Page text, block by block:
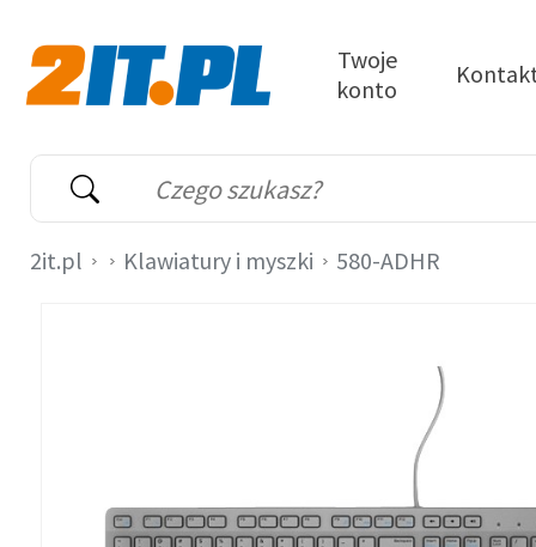
Wyszukiwarka
Słowo kluczowe
Twoje
konto
2it.pl Klawiatury i myszki 580-ADHR